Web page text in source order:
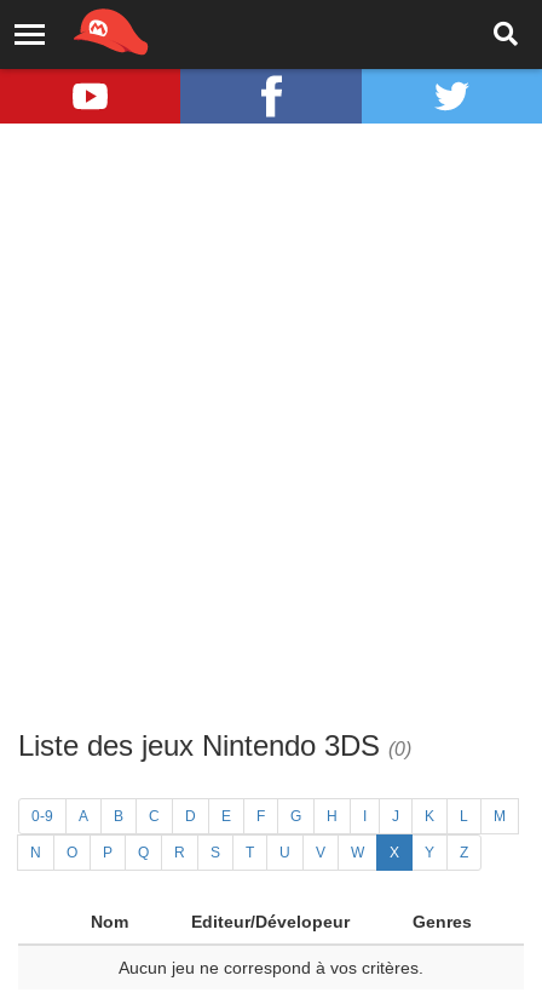
Liste des jeux Nintendo 3DS (0)
0-9 A B C D E F G H J K L M
N O P Q R S T U V W X Y Z
Nom Editeur/Dévelopeur Genres
Aucun jeu ne correspond à vos critères.